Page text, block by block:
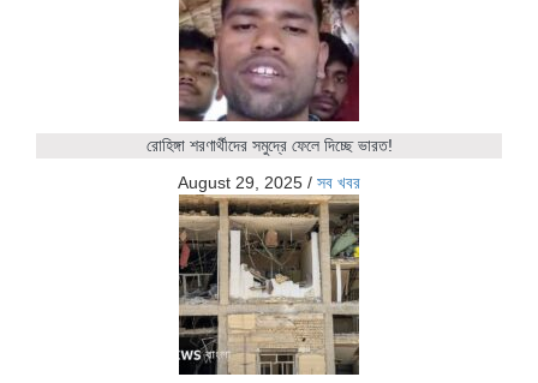
রোহিঙ্গা শরণার্থীদের সমুদ্রে ফেলে দিচ্ছে ভারত!
August 29, 2025 / সব খবর